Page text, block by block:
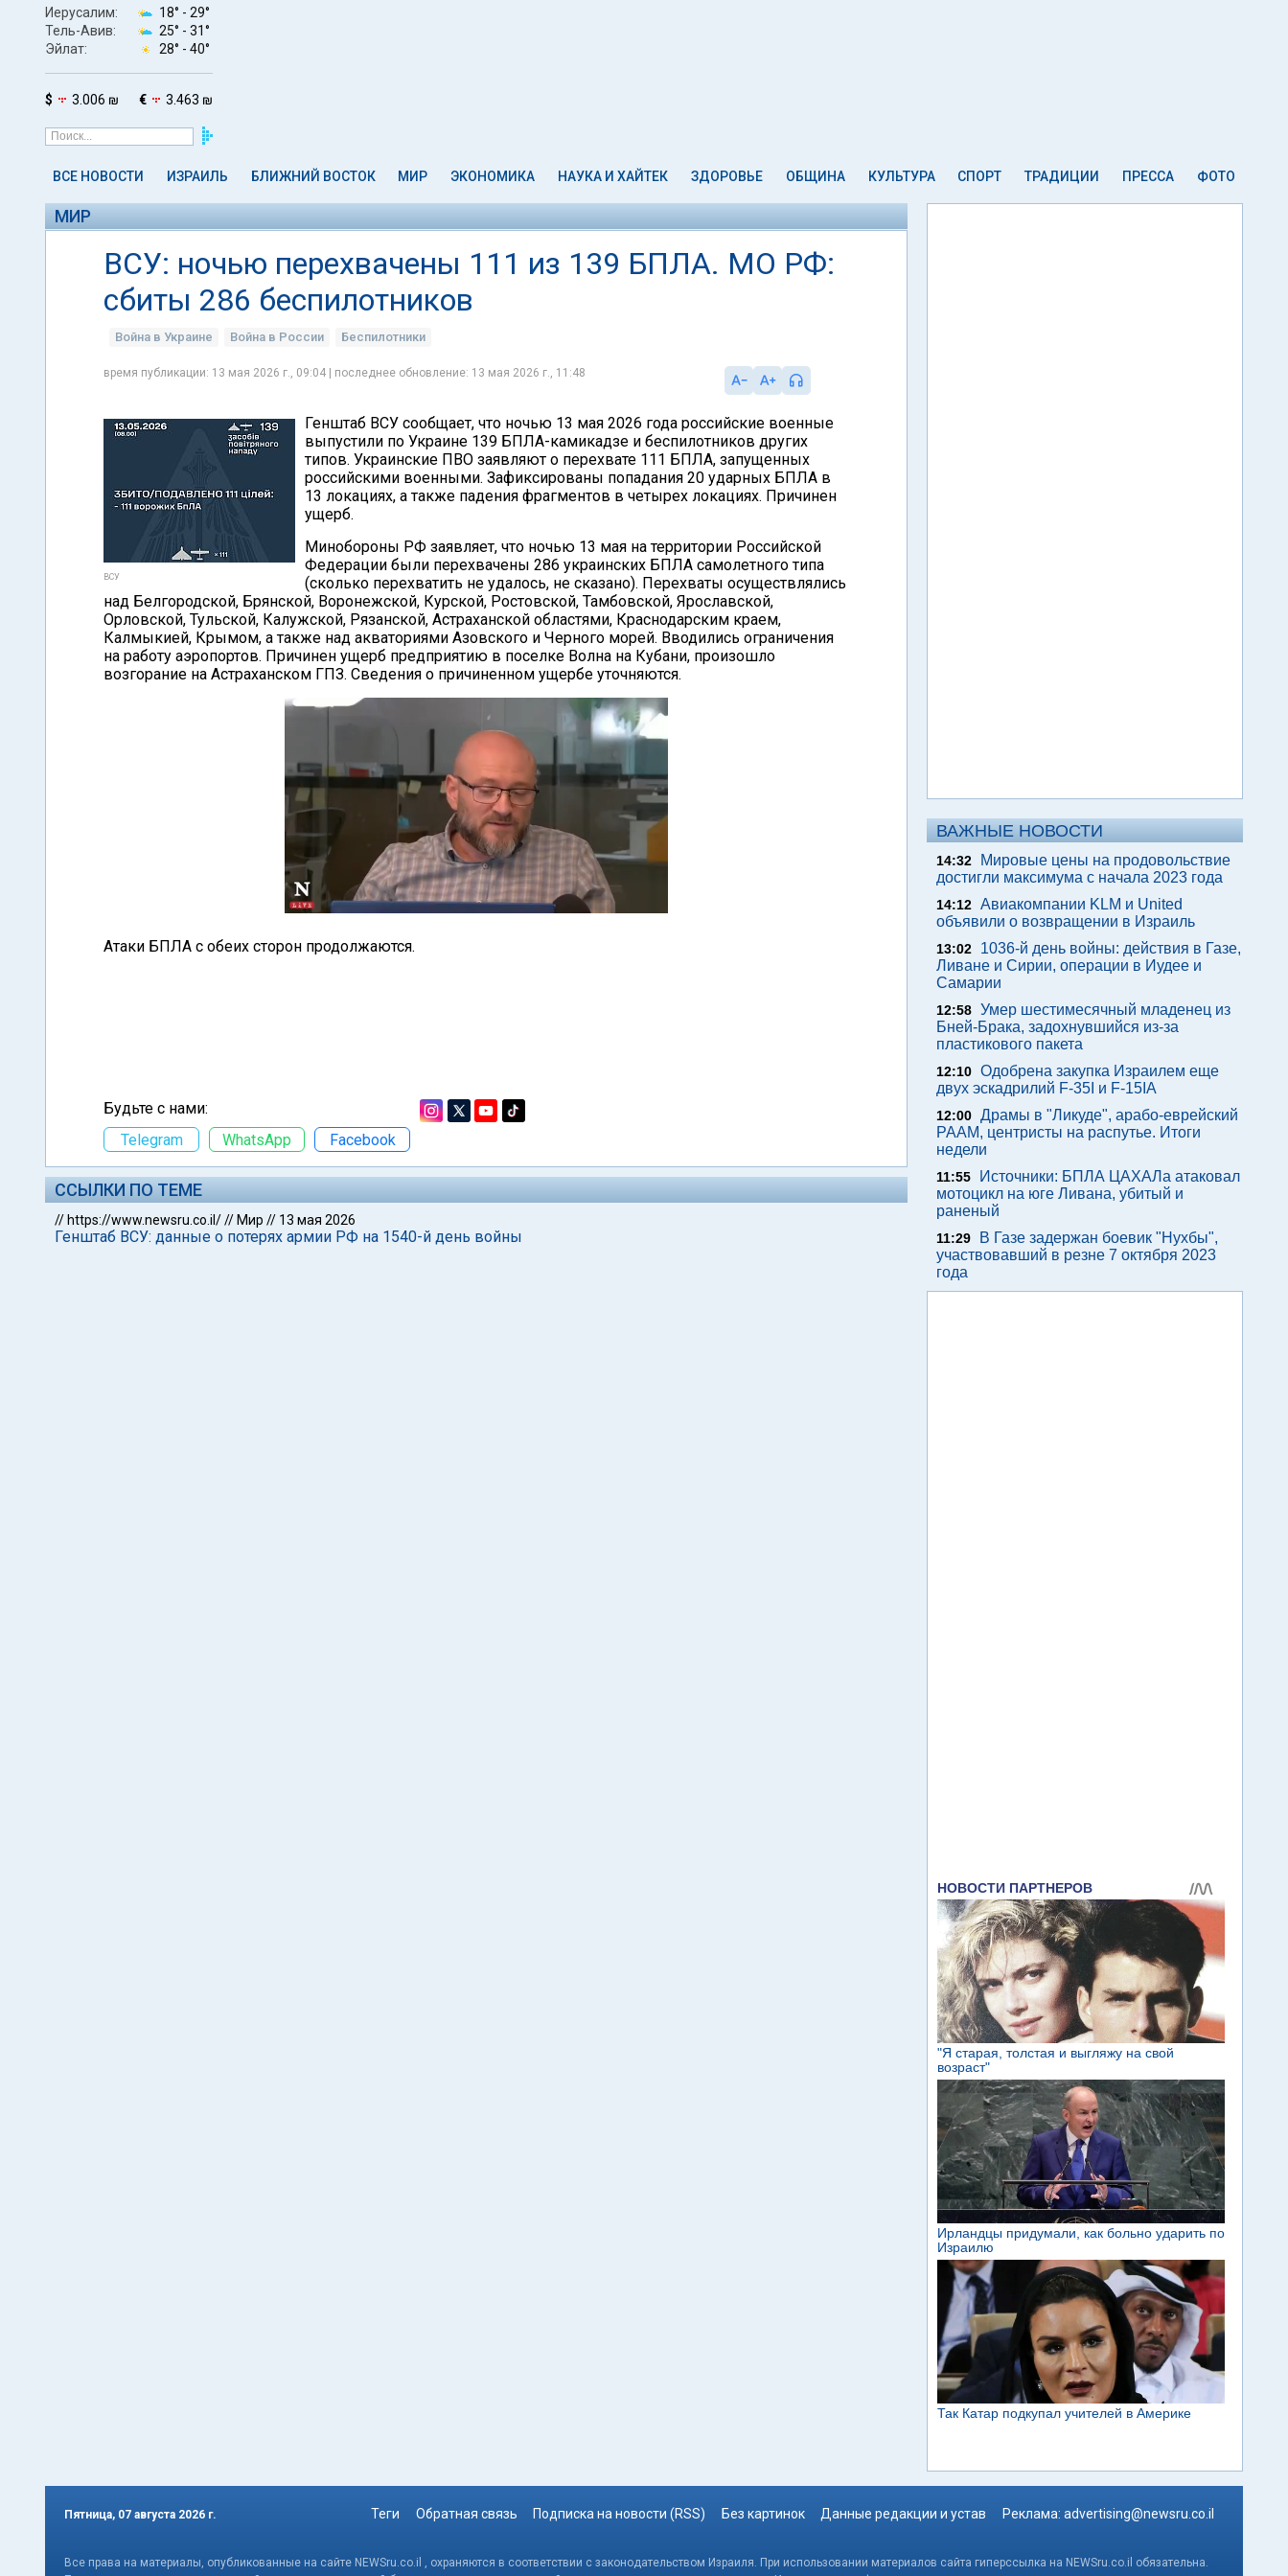
Иерусалим: 18° - 29°
Тель-Авив:
25° - 31°
Эйлат:
28° - 40°
$ 3.006 ₪ € 3.463 ₪
ВСЕ НОВОСТИ ИЗРАИЛЬ БЛИЖНИЙ ВОСТОК МИР ЭКОНОМИКА НАУКА И ХАЙТЕК ЗДОРОВЬЕ ОБЩИНА КУЛЬТУРА СПОРТ ТРАДИЦИИ ПРЕССА ФОТО
МИР
ВСУ: ночью перехвачены 111 из 139 БПЛА. МО РФ:
сбиты 286 беспилотников
Война в Украине Война в России Беспилотники
время публикации: 13 мая 2026 г., 09:04 | последнее обновление: 13 мая 2026 г., 11:48
ВСУ
Генштаб ВСУ сообщает, что ночью 13 мая 2026 года российские военные
выпустили по Украине 139 БПЛА-камикадзе и беспилотников других
типов. Украинские ПВО заявляют о перехвате 111 БПЛА, запущенных
российскими военными. Зафиксированы попадания 20 ударных БПЛА в
13 локациях, а также падения фрагментов в четырех локациях. Причинен
ущерб.
Минобороны РФ заявляет, что ночью 13 мая на территории Российской
Федерации были перехвачены 286 украинских БПЛА самолетного типа
(сколько перехватить не удалось, не сказано). Перехваты осуществлялись
над Белгородской, Брянской, Воронежской, Курской, Ростовской, Тамбовской, Ярославской,
Орловской, Тульской, Калужской, Рязанской, Астраханской областями, Краснодарским краем,
Калмыкией, Крымом, а также над акваториями Азовского и Черного морей. Вводились ограничения
на работу аэропортов. Причинен ущерб предприятию в поселке Волна на Кубани, произошло
возгорание на Астраханском ГПЗ. Сведения о причиненном ущербе уточняются.
Атаки БПЛА с обеих сторон продолжаются.
Будьте с нами:
Telegram
WhatsApp Facebook
ССЫЛКИ ПО ТЕМЕ
// https://www.newsru.co.il/// Мир // 13 мая 2026
Генштаб ВСУ: данные о потерях армии РФ на 1540-й день войны
ВАЖНЫЕ НОВОСТИ
14:32
Мировые цены на продовольствие
достигли максимума с начала 2023 года
14:12 Авиакомпании KLM и United
объявили о возвращении в Израиль
13:02
1036-й день войны: действия в Газе,
Ливане и Сирии, операции в Иудее и
Самарии
12:58 Умер шестимесячный младенец из
Бней-Брака, задохнувшийся из-за
пластикового пакета
12:10 Одобрена закупка Израилем еще
двух эскадрилий F-35I и F-15IA
12:00 Драмы в "Ликуде", арабо-еврейский
РААМ, центристы на распутье. Итоги
недели
11:55
Источники: БПЛА ЦАХАЛа атаковал
мотоцикл на юге Ливана, убитый и
раненый
11:29
В Газе задержан боевик "Нухбы",
участвовавший в резне 7 октября 2023
года
Пятница, 07 августа 2026 г. Теги Обратная связь Подписка на новости (RSS) Без картинок Данные редакции и устав Реклама: advertising@newsru.co.il
Все права на материалы, опубликованные на сайте NEWSru.co.il , охраняются в соответствии с законодательством Израиля. При использовании материалов сайта гиперссылка на NEWSru.co.il обязательна.